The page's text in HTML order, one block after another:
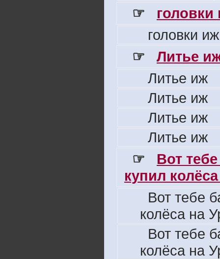
☞
головки
☞
Литье
Литье иж
Литье иж
Литье иж
Литье иж
☞
Вот
купил
Вот тебе
колёса на
Вот тебе
колёса на